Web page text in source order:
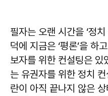
필자는 오랜 시간을 ‘정
덕에 지금은 ‘평론’을 하
보자를 위한 컨설팅은
는 유권자를 위한 정치
란이 아직 끝나지 않은